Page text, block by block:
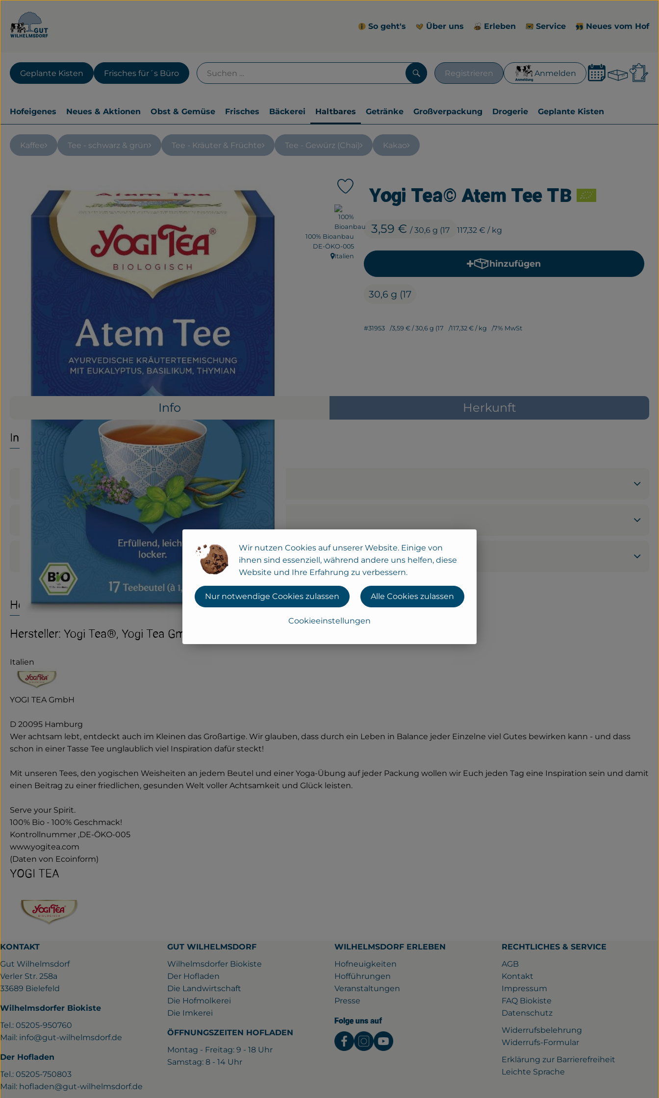
So geht's Über uns Erleben Service Neues vom Hof
Registrieren Anmelden
Suchen
Geplante Kisten Frisches für´s Büro
Hofeigenes Neues & Aktionen Obst & Gemüse Frisches Bäckerei Haltbares Getränke Großverpackung Drogerie Geplante Kisten
Kaffee Tee - schwarz & grün Tee - Kräuter & Früchte Tee - Gewürz (Chai) Kakao
Yogi Tea© Atem Tee TB
3,59 € / 30,6 g (17 117,32 € / kg
Produkt zu Favouriten hinzufügen
, Verband:
100% Bioanbau
, Kontrollstelle:
DE-ÖKO-005
, Herkunft:
Italien
hinzufügen
Produkt zum Warenkorb hinzufügen
30,6 g (17
#31953 3,59 € / 30,6 g (17 117,32 € / kg 7% MwSt
Info Herkunft
Info
Produktinformationen
Herkunft
Hersteller: Yogi Tea®, Yogi Tea GmbH
Italien
YOGI TEA GmbH
D 20095 Hamburg
Wer achtsam lebt, entdeckt auch im Kleinen das Großartige. Wir glauben, dass durch ein Leben in Balance jeder Einzelne viel Gutes bewirken kann - und dass
schon in einer Tasse Tee unglaublich viel Inspiration dafür steckt!
Mit unseren Tees, den yogischen Weisheiten an jedem Beutel und einer Yoga-Übung auf jeder Packung wollen wir Euch jeden Tag eine Inspiration sein und damit
einen Beitrag zu einer friedlichen, gesunden Welt voller Achtsamkeit und Glück leisten.
Serve your Spirit.
100% Bio - 100% Geschmack!
Kontrollnummer ,DE-ÖKO-005
www.yogitea.com
(Daten von Ecoinform)
YOGI TEA
KONTAKT
Gut Wilhelmsdorf
Verler Str. 258a
33689 Bielefeld
Wilhelmsdorfer Biokiste
Tel.: 05205-950760
Mail: info@gut-wilhelmsdorf.de
Der Hofladen
Tel.: 05205-750803
Mail: hofladen@gut-wilhelmsdorf.de
GUT WILHELMSDORF
Wilhelmsdorfer Biokiste
Der Hofladen
Die Landwirtschaft
Die Hofmolkerei
Die Imkerei
ÖFFNUNGSZEITEN HOFLADEN
Montag - Freitag: 9 - 18 Uhr
Samstag: 8 - 14 Uhr
WILHELMSDORF ERLEBEN
Hofneuigkeiten
Hofführungen
Veranstaltungen
Presse
Folge uns auf
Externer Link zu https://www.facebook.com/gutwilhelmsdorf/
Externer Link zu https://www.instagram.com/gutwilhelmsdorf
Externer Link zu https://www.youtube.com/watch?v=rQ_nqJaXE1Y
RECHTLICHES & SERVICE
AGB
Kontakt
Impressum
FAQ Biokiste
Datenschutz
Widerrufsbelehrung
Widerrufs-Formular
Erklärung zur Barrierefreiheit
Leichte Sprache
Wir nutzen Cookies auf unserer Website. Einige von
ihnen sind essenziell, während andere uns helfen, diese
Website und Ihre Erfahrung zu verbessern.
Cookieeinstellungen
Nur notwendige Cookies zulassen Alle Cookies zulassen